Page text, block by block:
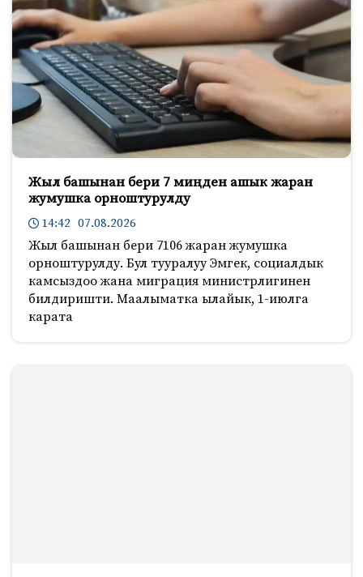
Жыл башынан бери 7 миңден ашык жаран
жумушка орноштурулду
14:42 07.08.2026
Жыл башынан бери 7106 жаран жумушка
орноштурулду. Бул тууралуу Эмгек, социалдык
камсыздоо жана миграция министрлигинен
билдиришти. Маалыматка ылайык, 1-июлга
карата